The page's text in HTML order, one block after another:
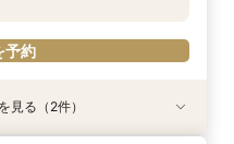
予約
見る（2件）